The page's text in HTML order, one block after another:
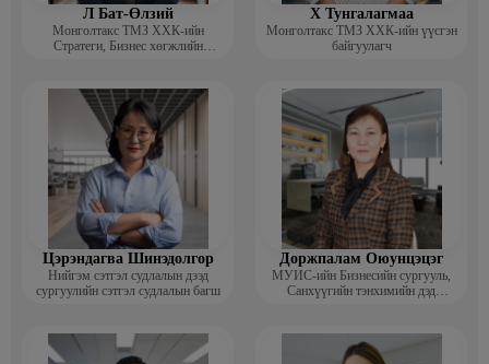
Л Бат-Өлзий
Монголтакс ТМЗ ХХК-ийн
Стратеги, Бизнес хөгжлийн
Х Тунгалагмаа
Монголтакс ТМЗ ХХК-ийн үүсгэн
байгуулагч
Цэрэндагва Шинэдолгор
Нийгэм сэтгэл судлалын дээд
сургуулийн сэтгэл судлалын багш
Доржпалам Оюунцэцэг
МУИС-ийн Бизнесийн сургууль,
Санхүүгийн тэнхимийн дэд